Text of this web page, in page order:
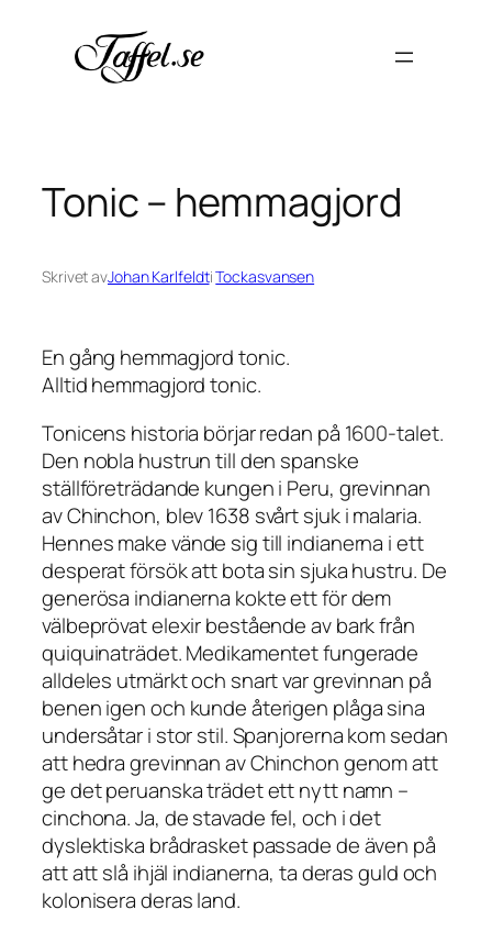
innehåll
Tonic – hemmagjord
Skrivet avJohan KarlfeldtiTockasvansen
En gång hemmagjord tonic.
Alltid hemmagjord tonic.
Tonicens historia börjar redan på 1600-talet.
Den nobla hustrun till den spanske
ställföreträdande kungen i Peru, grevinnan
av Chinchon, blev 1638 svårt sjuk i malaria.
Hennes make vände sig till indianerna i ett
desperat försök att bota sin sjuka hustru. De
generösa indianerna kokte ett för dem
välbeprövat elexir bestående av bark från
quiquinaträdet. Medikamentet fungerade
alldeles utmärkt och snart var grevinnan på
benen igen och kunde återigen plåga sina
undersåtar i stor stil. Spanjorerna kom sedan
att hedra grevinnan av Chinchon genom att
ge det peruanska trädet ett nytt namn –
cinchona. Ja, de stavade fel, och i det
dyslektiska brådrasket passade de även på
att att slå ihjäl indianerna, ta deras guld och
kolonisera deras land.